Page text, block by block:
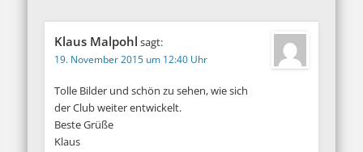
Klaus Malpohl sagt:
19. November 2015 um 12:40 Uhr
Tolle Bilder und schön zu sehen, wie sich
der Club weiter entwickelt.
Beste Grüße
Klaus